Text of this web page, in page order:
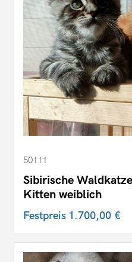
50111
Sibirische
Kitten weiblich
Festpreis 1.700,00 €